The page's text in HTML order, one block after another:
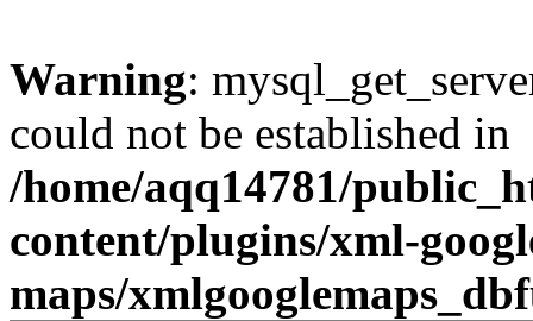
Warning:
could not be established in
/home/aqq14781/
content/plugins/xml-
maps/